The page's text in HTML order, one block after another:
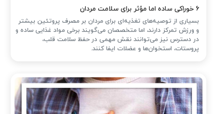
۶ خوراکی ساده اما مؤثر برای سلامت مردان
بسیاری از توصیه‌های تغذیه‌ای برای مردان بر مصرف پروتئین بیشتر
و ورزش تمرکز دارند، اما متخصصان می‌گویند برخی مواد غذایی ساده و
در دسترس نیز می‌توانند نقش مهمی در حفظ سلامت قلب،
پروستات، استخوان‌ها و عضلات ایفا کنند.